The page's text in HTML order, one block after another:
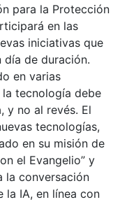
para la Protección
en las
iniciativas que
día de duración.
en varias
tecnología debe
y no al revés. El
tecnologías,
en su misión de
el Evangelio” y
la conversación
la IA, en línea con